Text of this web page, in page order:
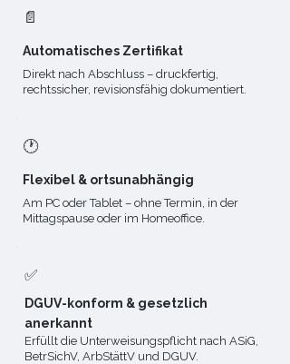
📄
Automatisches Zertifikat
Direkt nach Abschluss – druckfertig,
rechtssicher, revisionsfähig dokumentiert.
🕐​
Flexibel & ortsunabhängig
Am PC oder Tablet – ohne Termin, in der
Mittagspause oder im Homeoffice.
✅​
DGUV-konform & gesetzlich
anerkannt
Erfüllt die Unterweisungspflicht nach ASiG,
BetrSichV, ArbStättV und DGUV.